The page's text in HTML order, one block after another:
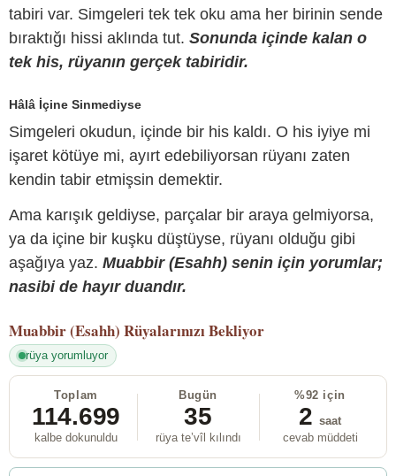
tabiri var. Simgeleri tek tek oku ama her birinin sende
bıraktığı hissi aklında tut. Sonunda içinde kalan o
tek his, rüyanın gerçek tabiridir.
Hâlâ İçine Sinmediyse
Simgeleri okudun, içinde bir his kaldı. O his iyiye mi
işaret kötüye mi, ayırt edebiliyorsan rüyanı zaten
kendin tabir etmişsin demektir.
Ama karışık geldiyse, parçalar bir araya gelmiyorsa,
ya da içine bir kuşku düştüyse, rüyanı olduğu gibi
aşağıya yaz. Muabbir (Esahh) senin için yorumlar;
nasibi de hayır duandır.
Muabbir (Esahh) Rüyalarınızı Bekliyor
rüya yorumluyor
Toplam
114.699
kalbe dokunuldu
Bugün
35
rüya te’vîl kılındı
%92 için
2 saat
cevab müddeti